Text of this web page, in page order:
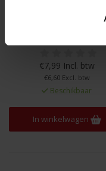
€7,99 Incl. btw
€6,60 Excl. btw
Beschikbaar
In winkelwagen